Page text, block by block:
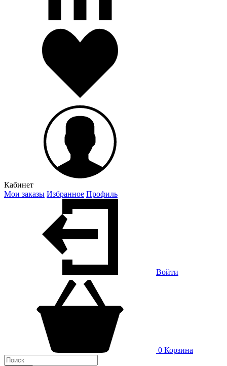
Кабинет
Мои заказы Избранное Профиль
Войти
0 Корзина